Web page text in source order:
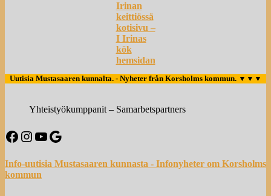
Irinan
keittiössä
kotisivu –
I Irinas
kök
hemsidan
Uutisia Mustasaaren kunnalta. - Nyheter från Korsholms kommun.▼▼▼
Yhteistyökumppanit – Samarbetspartners
Facebook
Instagram
YouTube
Google
Info-uutisia Mustasaaren kunnasta - Infonyheter om Korsholms
kommun